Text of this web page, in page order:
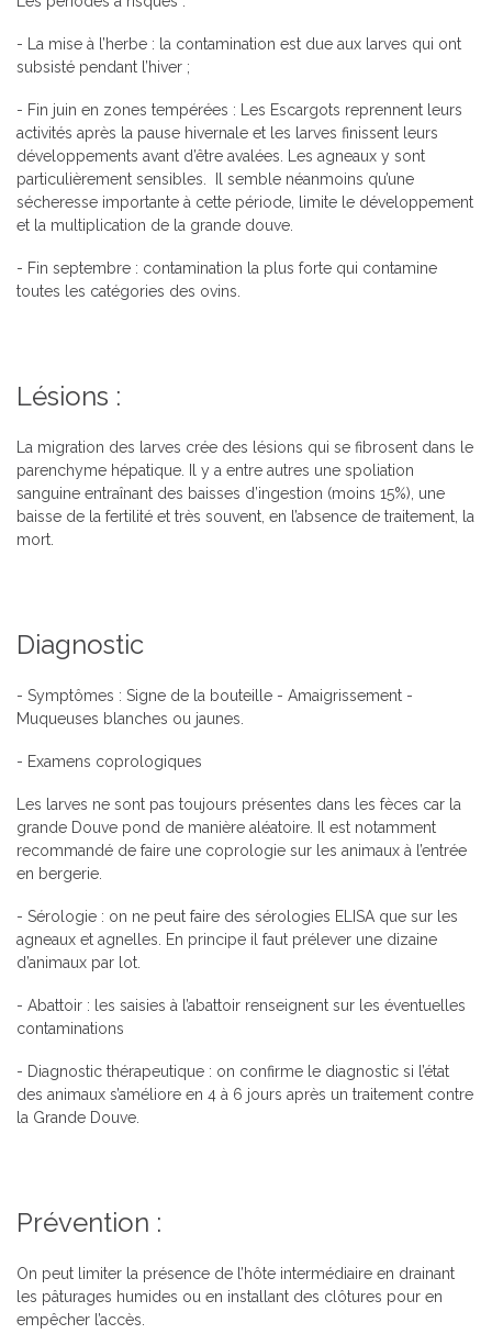
- La mise à l’herbe : la contamination est due aux larves qui ont
subsisté pendant l’hiver ;
- Fin juin en zones tempérées : Les Escargots reprennent leurs
activités après la pause hivernale et les larves finissent leurs
développements avant d’être avalées. Les agneaux y sont
particulièrement sensibles. Il semble néanmoins qu’une
sécheresse importante à cette période, limite le développement
et la multiplication de la grande douve.
- Fin septembre : contamination la plus forte qui contamine
toutes les catégories des ovins.
Lésions :
La migration des larves crée des lésions qui se fibrosent dans le
parenchyme hépatique. Il y a entre autres une spoliation
sanguine entraînant des baisses d’ingestion (moins 15%), une
baisse de la fertilité et très souvent, en l’absence de traitement, la
mort.
Diagnostic
- Symptômes : Signe de la bouteille - Amaigrissement -
Muqueuses blanches ou jaunes.
- Examens coprologiques
Les larves ne sont pas toujours présentes dans les fèces car la
grande Douve pond de manière aléatoire. Il est notamment
recommandé de faire une coprologie sur les animaux à l’entrée
en bergerie.
- Sérologie : on ne peut faire des sérologies ELISA que sur les
agneaux et agnelles. En principe il faut prélever une dizaine
d’animaux par lot.
- Abattoir : les saisies à l’abattoir renseignent sur les éventuelles
contaminations
- Diagnostic thérapeutique : on confirme le diagnostic si l’état
des animaux s’améliore en 4 à 6 jours après un traitement contre
la Grande Douve.
Prévention :
On peut limiter la présence de l’hôte intermédiaire en drainant
les pâturages humides ou en installant des clôtures pour en
empêcher l’accès.